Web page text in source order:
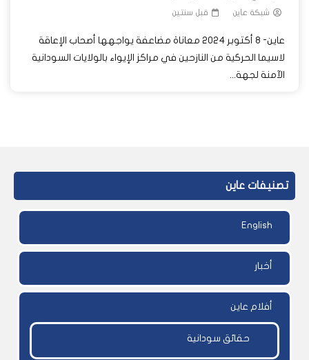
شبكة عاين قبل سنتين
عاين- 8 أكتوبر 2024 معاناة مضاعفة يواجهها أصحاب الإعاقة
لاسيما الحركية من النازحين في مراكز الإيواء بالولايات السودانية
الآمنة لجهة...
تصنيفات عاين
English
أخبار
أفلام عاين
حقائق سودانية